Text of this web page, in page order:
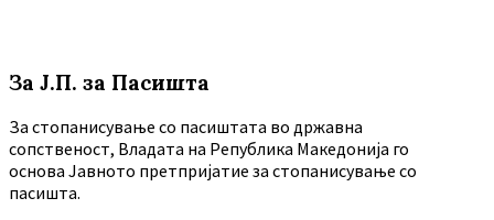
За Ј.П. за Пасишта
За стопанисување со пасиштата во државна
сопственост, Владата на Република Македонија го
основа Јавното претпријатие за стопанисување со
пасишта.